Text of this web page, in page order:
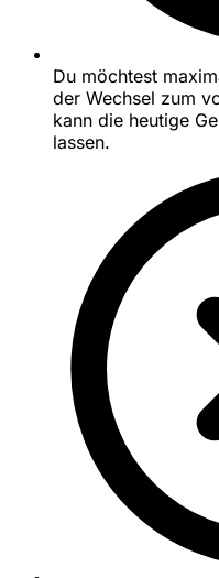
Du möchtest
der Wechsel zum
kann die heutige
lassen.